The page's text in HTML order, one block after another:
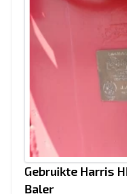
Gebruikte Harris
Baler